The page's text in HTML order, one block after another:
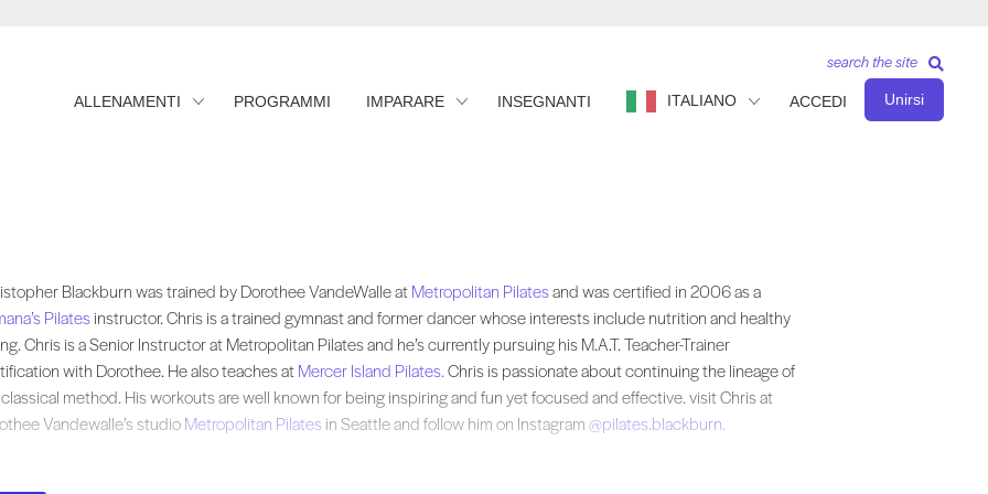
ALLENAMENTI PROGRAMMI IMPARARE INSEGNANTI ITALIANO ACCEDI Unirsi
search the site
Blackburn was trained by Dorothee VandeWalle at and was certified in 2006 as a instructor. Chris is a trained gymnast and former
Blackburn was trained by Dorothee VandeWalle atMetropolitan Pilatesand was certified in 2006 as a
Pilatesinstructor. Chris is a trained gymnast and former dancer whose interests include nutrition and healthy
Chris is a Senior Instructor at Metropolitan Pilates and he’s currently pursuing his M.A.T. Teacher-Trainer
with Dorothee. He also teaches atMercer Island Pilates.Chris is passionate about continuing the lineage of
method. His workouts are well known for being inspiring and fun yet focused and effective. visit Chris at
Vandewalle’s studioMetropolitan Pilates in Seattle and follow him on Instagram@pilates.blackburn.